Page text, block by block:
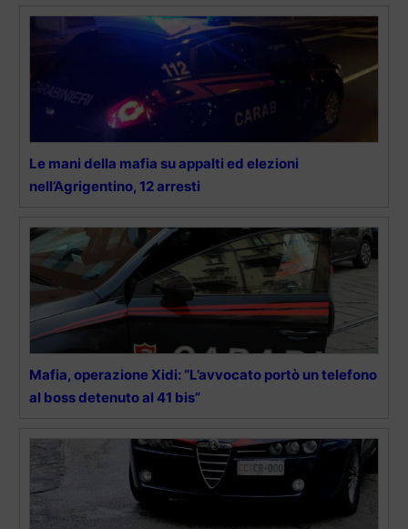
Le mani della mafia su appalti ed elezioni
nell’Agrigentino, 12 arresti
Mafia, operazione Xidi: “L’avvocato portò un telefono
al boss detenuto al 41 bis”